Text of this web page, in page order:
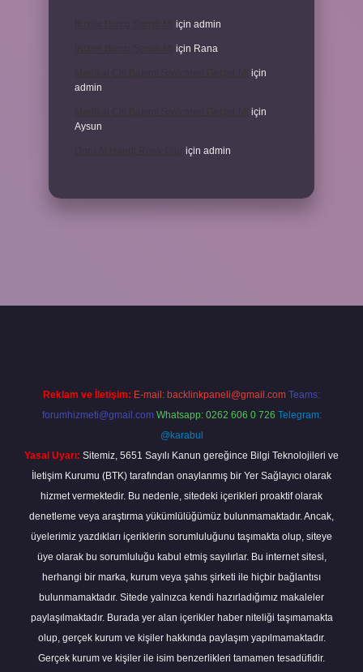
için admin
için Rana
için
admin
Medikal Cilt Bakımı Sivilceleri Geçirir Mi
için
Aysun
için admin
Reklam ve İletişim: E-mail: backlinkpaneli@gmail.com Teams:
forumhizmeti@gmail.com Whatsapp: 0262 606 0 726 Telegram:
@karabul
Yasal Uyarı: Sitemiz, 5651 Sayılı Kanun gereğince Bilgi Teknolojileri ve
İletişim Kurumu (BTK) tarafından onaylanmış bir Yer Sağlayıcı olarak
hizmet vermektedir. Bu nedenle, sitedeki içerikleri proaktif olarak
denetleme veya araştırma yükümlülüğümüz bulunmamaktadır. Ancak,
üyelerimiz yazdıkları içeriklerin sorumluluğunu taşımakta olup, siteye
üye olarak bu sorumluluğu kabul etmiş sayılırlar. Bu internet sitesi,
herhangi bir marka, kurum veya şahıs şirketi ile hiçbir bağlantısı
bulunmamaktadır. Sitede yalnızca kendi hazırladığımız makaleler
paylaşılmaktadır. Burada yer alan içerikler haber niteliği taşımamakta
olup, gerçek kurum ve kişiler hakkında paylaşım yapılmamaktadır.
Gerçek kurum ve kişiler ile isim benzerlikleri tamamen tesadüfidir.